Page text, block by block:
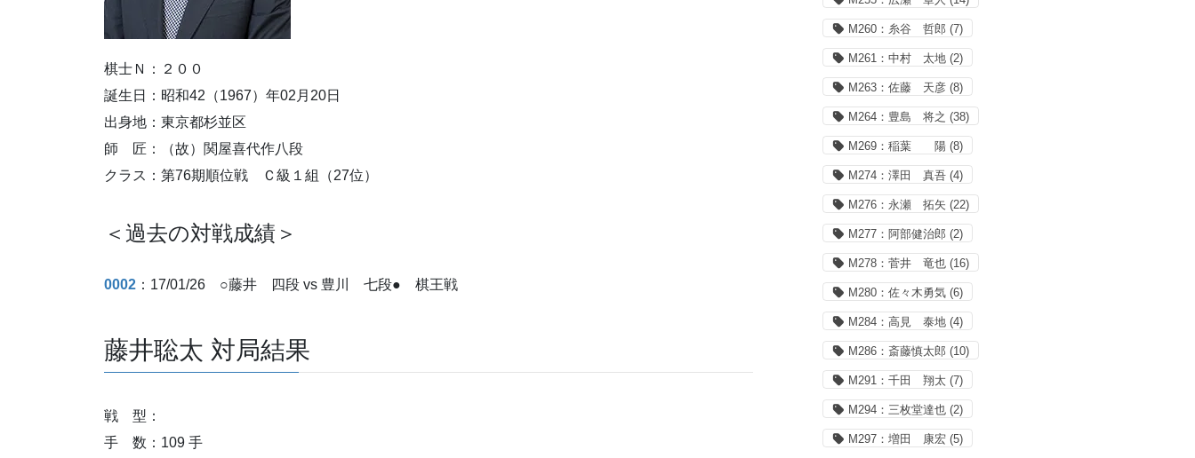
棋士Ｎ：２００
誕生日：昭和42（1967）年02月20日
出身地：東京都杉並区
師 匠：（故）関屋喜代作八段
クラス：第76期順位戦 Ｃ級１組（27位）
＜過去の対戦成績＞
0002 ：17/01/26 ○藤井 四段 vs 豊川 七段● 棋王戦
藤井聡太 対局結果
戦 型：
手 数：109 手
M260：糸谷 哲郎 (7)
M261：中村 太地 (2)
M263：佐藤 天彦 (8)
M264：豊島 将之 (38)
M269：稲葉 陽 (8)
M274：澤田 真吾 (4)
M276：永瀬 拓矢 (22)
M277：阿部健治郎 (2)
M278：菅井 竜也 (16)
M280：佐々木勇気 (6)
M284：高見 泰地 (4)
M286：斎藤慎太郎 (10)
M291：千田 翔太 (7)
M294：三枚堂達也 (2)
M297：増田 康宏 (5)